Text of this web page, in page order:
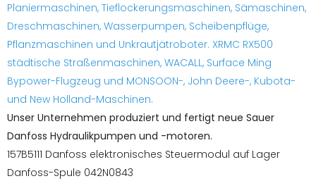
Planiermaschinen, Tieflockerungsmaschinen, Sämaschinen,
Dreschmaschinen, Wasserpumpen, Scheibenpflüge,
Pflanzmaschinen und Unkrautjätroboter. XRMC RX500
städtische Straßenmaschinen, WACALL, Surface Ming
Bypower-Flugzeug und MONSOON-, John Deere-, Kubota-
und New Holland-Maschinen.
Unser Unternehmen produziert und fertigt neue Sauer
Danfoss Hydraulikpumpen und -motoren.
157B5111 Danfoss elektronisches Steuermodul auf Lager
Danfoss-Spule 042N0843